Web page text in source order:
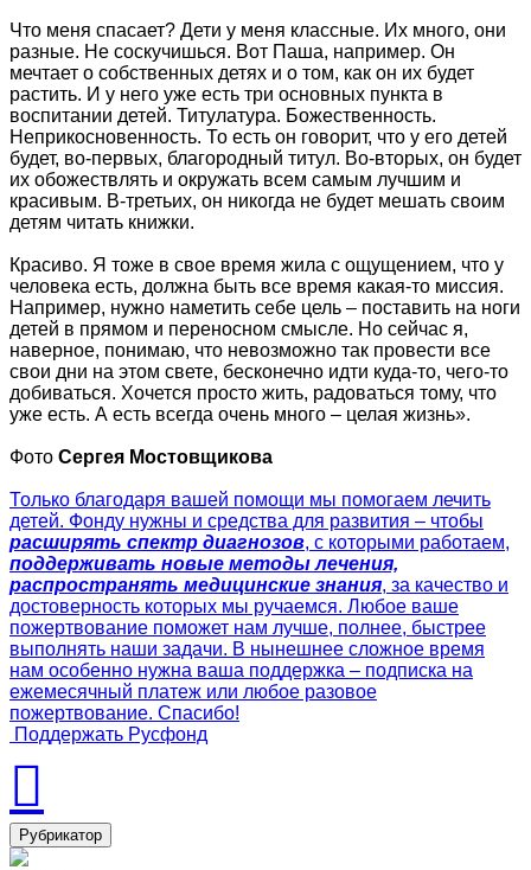
Что меня спасает? Дети у меня классные. Их много, они
разные. Не соскучишься. Вот Паша, например. Он
мечтает о собственных детях и о том, как он их будет
растить. И у него уже есть три основных пункта в
воспитании детей. Титулатура. Божественность.
Неприкосновенность. То есть он говорит, что у его детей
будет, во-первых, благородный титул. Во-вторых, он будет
их обожествлять и окружать всем самым лучшим и
красивым. В-третьих, он никогда не будет мешать своим
детям читать книжки.
Красиво. Я тоже в свое время жила с ощущением, что у
человека есть, должна быть все время какая-то миссия.
Например, нужно наметить себе цель – поставить на ноги
детей в прямом и переносном смысле. Но сейчас я,
наверное, понимаю, что невозможно так провести все
свои дни на этом свете, бесконечно идти куда-то, чего-то
добиваться. Хочется просто жить, радоваться тому, что
уже есть. А есть всегда очень много – целая жизнь».
Фото Сергея Мостовщикова
Только благодаря вашей помощи мы помогаем лечить
детей. Фонду нужны и средства для развития – чтобы
расширять спектр диагнозов, с которыми работаем,
поддерживать новые методы лечения,
распространять медицинские знания, за качество и
достоверность которых мы ручаемся. Любое ваше
пожертвование поможет нам лучше, полнее, быстрее
выполнять наши задачи. В нынешнее сложное время
нам особенно нужна ваша поддержка – подписка на
ежемесячный платеж или любое разовое
пожертвование. Спасибо!
Поддержать Русфонд
Рубрикатор